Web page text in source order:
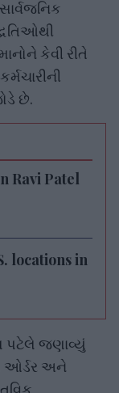
કેવી રીતે
છે.
Ravi Patel
locations in
જણાવ્યું
ઓર્ડર અને